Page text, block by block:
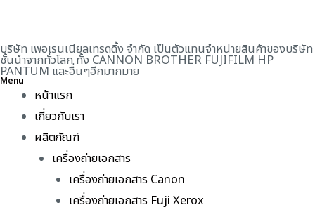
บริษัท เพอเรนเนียลเทรดดิ้ง จำกัด เป็นตัวแทนจำหน่ายสินค้าของบริษัท
ชั้นนำจากทั่วโลก ทั้ง CANNON BROTHER FUJIFILM HP
PANTUM และอื่นๆอีกมากมาย
Menu
หน้าแรก
เกี่ยวกับเรา
ผลิตภัณฑ์
เครื่องถ่ายเอกสาร
เครื่องถ่ายเอกสาร Canon
เครื่องถ่ายเอกสาร Fuji Xerox